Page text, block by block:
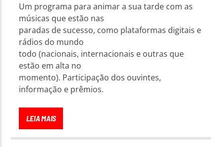
Um programa para animar a sua tarde com as
músicas que estão nas
paradas de sucesso, como plataformas digitais e
rádios do mundo
todo (nacionais, internacionais e outras que
estão em alta no
momento). Participação dos ouvintes,
informação e prêmios.
LEIA MAIS